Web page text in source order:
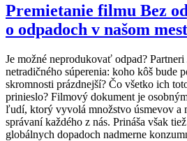
Premietanie filmu Bez
o odpadoch v našom
Je možné neprodukovať odpad?
netradičného súperenia: koho kôš bude
skromnosti prázdnejší? Čo všetko ich
prinieslo? Filmový dokument je
ľudí, ktorý vyvolá množstvo úsmevov a
správaní každého z nás. Prináša však
globálnych dopadoch nadmerne